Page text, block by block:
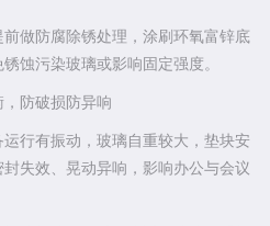
做防腐除锈处理，涂刷环氧富锌底
蚀污染玻璃或影响固定强度。
防破损防异响
行有振动，玻璃自重较大，垫块安
失效、晃动异响，影响办公与会议